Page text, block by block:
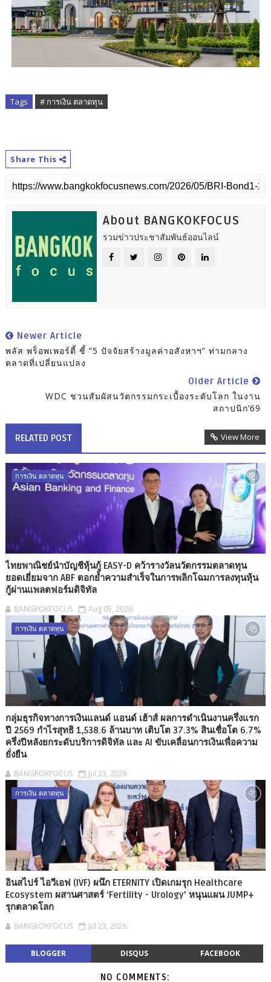
Tags # การเงิน ตลาดทุน
Share This
About BANGKOKFOCUS
รวมข่าวประชาสัมพันธ์ออนไลน์
Newer Article
พลัส พร็อพเพอร์ตี้ ชี้ “5 ปัจจัยสร้างมูลค่าอสังหาฯ” ท่ามกลาง
ตลาดที่เปลี่ยนแปลง
Older Article
WDC ชวนสัมผัสนวัตกรรมกระเบื้องระดับโลก ในงาน
สถาปนิก’69
RELATED POST View More
การเงิน ตลาดทุน
ไทยพาณิชย์นำบัญชีหุ้นกู้ EASY-D คว้ารางวัลนวัตกรรมตลาดทุน
ยอดเยี่ยมจาก ABF ตอกย้ำความสำเร็จในการพลิกโฉมการลงทุนหุ้น
กู้ผ่านแพลตฟอร์มดิจิทัล
BANGKOKFOCUS Aug 05, 2026
การเงิน ตลาดทุน
กลุ่มธุรกิจทางการเงินแลนด์ แอนด์ เฮ้าส์ ผลการดำเนินงานครึ่งแรก
ปี 2569 กำไรสุทธิ 1,538.6 ล้านบาท เติบโต 37.3% สินเชื่อโต 6.7%
ครึ่งปีหลังยกระดับบริการดิจิทัล และ AI ขับเคลื่อนการเงินเพื่อความ
ยั่งยืน
BANGKOKFOCUS Jul 23, 2026
การเงิน ตลาดทุน
อินสไปร์ ไอวีเอฟ (IVF) ผนึก ETERNITY เปิดเกมรุก Healthcare
Ecosystem ผสานศาสตร์ ‘Fertility - Urology’ หนุนแผน JUMP+
รุกตลาดโลก
BANGKOKFOCUS Jul 23, 2026
BLOGGER DISQUS FACEBOOK
NO COMMENTS: